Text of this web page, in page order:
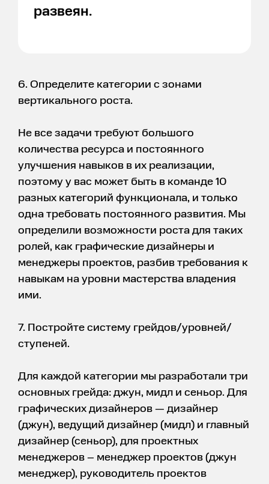
развеян.
6. Определите категории с зонами
вертикального роста.
Не все задачи требуют большого
количества ресурса и постоянного
улучшения навыков в их реализации,
поэтому у вас может быть в команде 10
разных категорий функционала, и только
одна требовать постоянного развития. Мы
определили возможности роста для таких
ролей, как графические дизайнеры и
менеджеры проектов, разбив требования к
навыкам на уровни мастерства владения
ими.
7. Постройте систему грейдов/уровней/
ступеней.
Для каждой категории мы разработали три
основных грейда: джун, мидл и сеньор. Для
графических дизайнеров — дизайнер
(джун), ведущий дизайнер (мидл) и главный
дизайнер (сеньор), для проектных
менеджеров – менеджер проектов (джун
менеджер), руководитель проектов